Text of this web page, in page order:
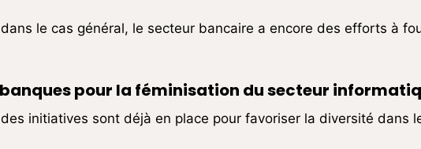
le cas général, le secteur bancaire a encore des efforts à
pour la féminisation du secteur
initiatives sont déjà en place pour favoriser la diversité dans